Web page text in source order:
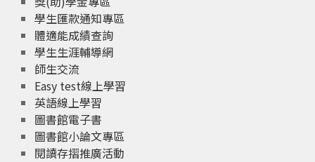
學生匯款通知專區
體適能成績查詢
學生生涯輔導網
師生交流
Easy test線上學習
英語線上學習
圖書館電子書
圖書館小論文專區
閱讀存摺推廣活動